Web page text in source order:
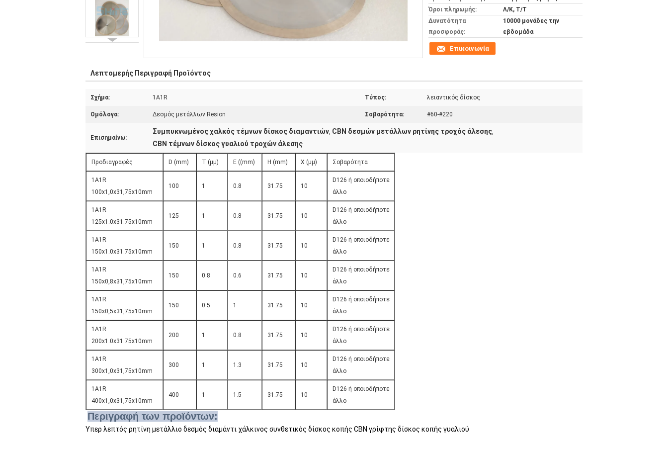
Όροι πληρωμής:
Λ/Κ, Τ/Τ
Δυνατότητα
προσφοράς:
10000 μονάδες την
εβδομάδα
Επικοινωνία
Λεπτομερής Περιγραφή Προϊόντος
Σχήμα: 1A1R Τύπος: λειαντικός δίσκος
Ομόλογα: Δεσμός μετάλλων Resion Σοβαρότητα: #60-#220
Επισημαίνω:
Συμπυκνωμένος χαλκός τέμνων δίσκος διαμαντιών, CBN δεσμών μετάλλων ρητίνης τροχός άλεσης,
CBN τέμνων δίσκος γυαλιού τροχών άλεσης
Προδιαγραφές D (mm) Τ (μμ) E ((mm) H (mm) Χ (μμ) Σοβαρότητα
1A1R
100x1,0x31,75x10mm
100 1 0.8 31.75 10
D126 ή οποιοδήποτε
άλλο
1A1R
125x1.0x31.75x10mm
125 1 0.8 31.75 10
D126 ή οποιοδήποτε
άλλο
1A1R
150x1.0x31.75x10mm
150 1 0.8 31.75 10
D126 ή οποιοδήποτε
άλλο
1A1R
150x0,8x31,75x10mm
150 0.8 0.6 31.75 10
D126 ή οποιοδήποτε
άλλο
1A1R
150x0,5x31,75x10mm
150 0.5 1 31.75 10
D126 ή οποιοδήποτε
άλλο
1A1R
200x1.0x31.75x10mm
200 1 0.8 31.75 10
D126 ή οποιοδήποτε
άλλο
1A1R
300x1,0x31,75x10mm
300 1 1.3 31.75 10
D126 ή οποιοδήποτε
άλλο
1A1R
400x1,0x31,75x10mm
400 1 1.5 31.75 10
D126 ή οποιοδήποτε
άλλο
Περιγραφή των προϊόντων:
Υπερ λεπτός ρητίνη μετάλλιο δεσμός διαμάντι χάλκινος συνθετικός δίσκος κοπής CBN γρίφτης δίσκος κοπής γυαλιού